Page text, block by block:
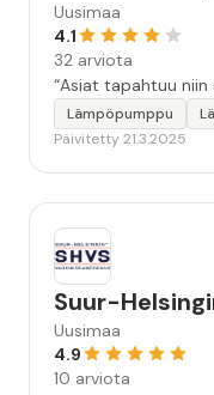
Uusimaa
4.1
32 arviota
“Asiat tapahtuu
Lämpöpumppu
Päivitetty 21.3.2025
Suur-
Uusimaa
4.9
10 arviota